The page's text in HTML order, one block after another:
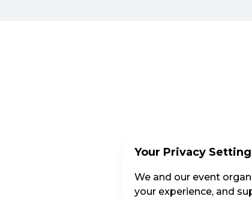
Your Privacy
We and our event
your experience, and